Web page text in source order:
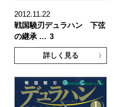
2012.11.22
戦国驍刃デュラハン 下弦
の継承 … 3
詳しく見る